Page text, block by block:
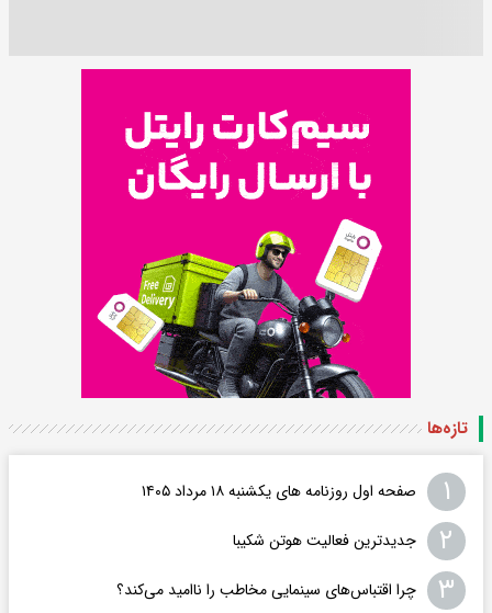
تازه‌ها
۱ صفحه اول روزنامه های یکشنبه ۱۸ مرداد ۱۴۰۵
۲ جدیدترین فعالیت هوتن شکیبا
۳ چرا اقتباس‌های سینمایی مخاطب را ناامید می‌کند؟